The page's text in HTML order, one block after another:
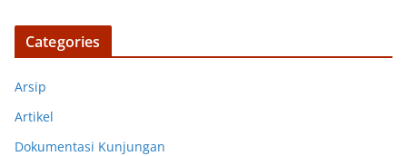
Categories
Arsip
Artikel
Dokumentasi Kunjungan